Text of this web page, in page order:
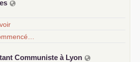
Communiste à Lyon